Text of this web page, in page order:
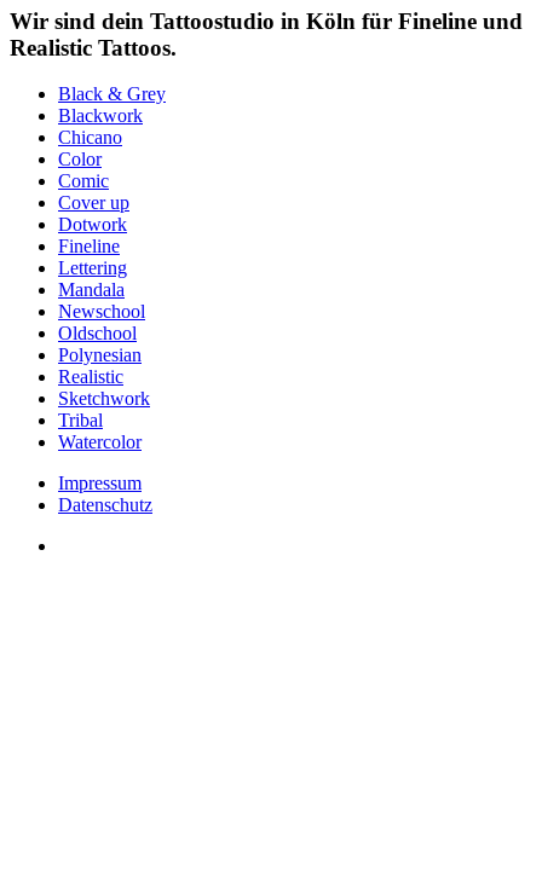
Wir sind dein Tattoostudio in Köln für Fineline und
Realistic Tattoos.
Black & Grey
Blackwork
Chicano
Color
Comic
Cover up
Dotwork
Fineline
Lettering
Mandala
Newschool
Oldschool
Polynesian
Realistic
Sketchwork
Tribal
Watercolor
Impressum
Datenschutz